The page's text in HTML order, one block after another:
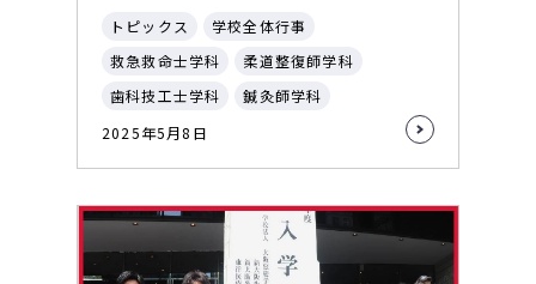
トピックス
学校全体行事
救急救命士学科
柔道整復師学科
歯科技工士学科
鍼灸師学科
2025年5月8日